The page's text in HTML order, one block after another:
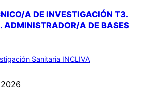
A DE INVESTIGACIÓN T3.
ADMINISTRADOR/A DE BASES
Sanitaria INCLIVA